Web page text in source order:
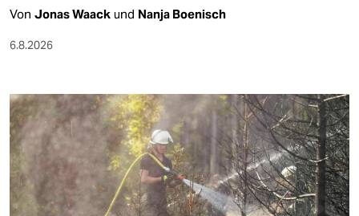
Von Jonas Waack und Nanja Boenisch
6.8.2026